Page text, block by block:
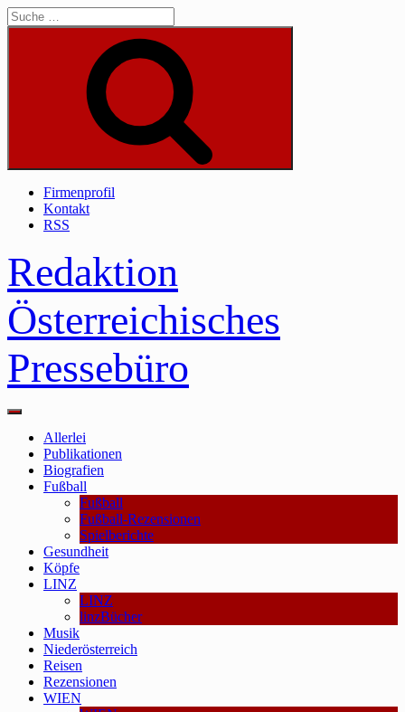
Skip
to
Suche
Firmenprofil
Kontakt
RSS
Redaktion
Österreichisches
Pressebüro
Main
Allerlei
Publikationen
Biografien
Fußball
Fußball
Fußball-Rezensionen
Spielberichte
Gesundheit
Köpfe
LINZ
LINZ
linzBücher
Musik
Niederösterreich
Reisen
Rezensionen
WIEN